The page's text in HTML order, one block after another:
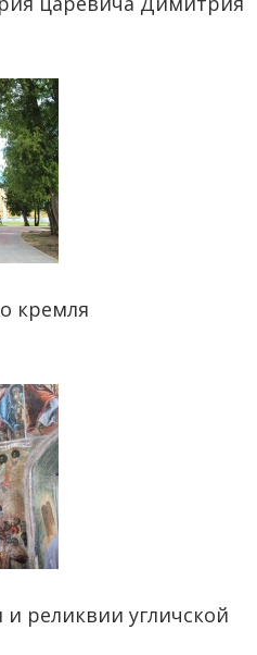
кремля
реликвии угличской